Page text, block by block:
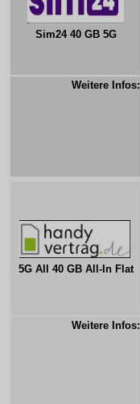
Sim24 40 GB 5G
Weitere Infos:
5G All 40 GB All-In Flat
Weitere Infos: